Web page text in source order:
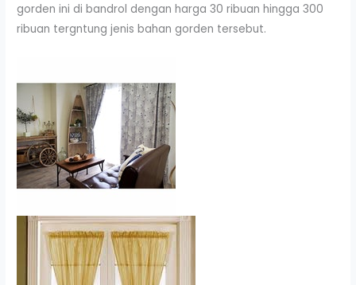
gorden ini di bandrol dengan harga 30 ribuan hingga 300
ribuan tergntung jenis bahan gorden tersebut.